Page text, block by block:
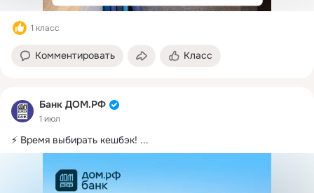
1 класс
Комментировать Класс
Банк ДОМ.РФ
1 июл
⚡️ Время выбирать кешбэк! ...